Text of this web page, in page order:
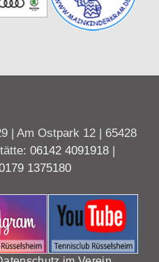
| Am Ostpark 12 | 65428
06142 4091918|
1375180